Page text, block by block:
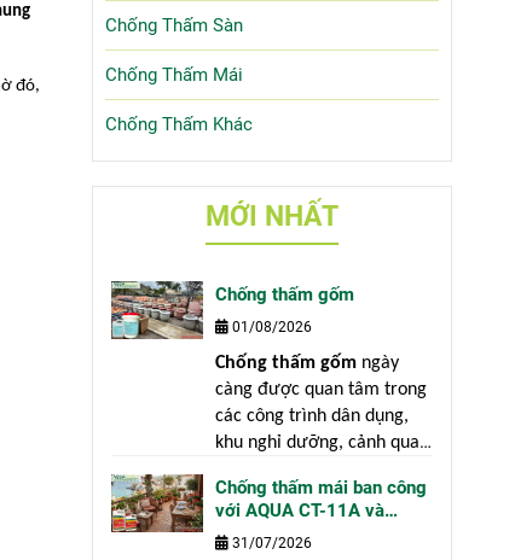
đó,
Chống Thấm Sàn
Chống Thấm Mái
Chống Thấm Khác
MỚI NHẤT
Chống thấm gốm
01/08/2026
Chống thấm gốm ngày
càng được quan tâm trong
các công trình dân dụng,
khu nghỉ dưỡng, cảnh quan
sản xuất gốm xuất khẩu.
Gốm là vật liệu được ứng
dụng rộng rãi trong kiến
Chống thấm mái ban công
với AQUA CT-11A và
CONSeal
31/07/2026